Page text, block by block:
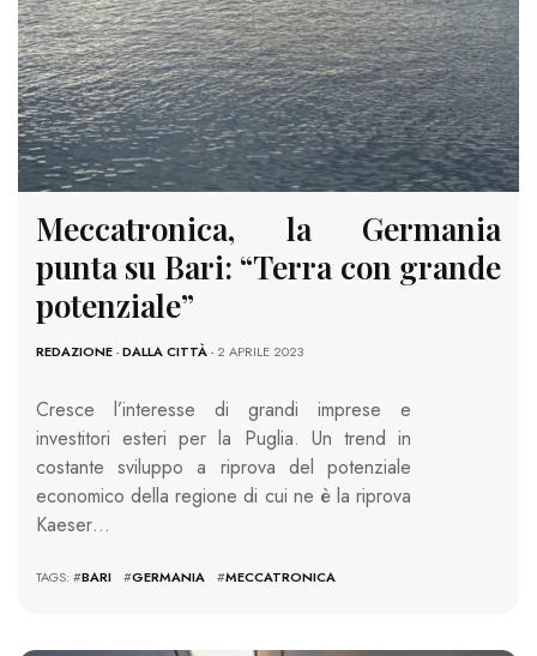
Meccatronica, la Germania
punta su Bari: “Terra con grande
potenziale”
REDAZIONE-DALLA CITTÀ- 2 APRILE 2023
Cresce l’interesse di grandi imprese e
investitori esteri per la Puglia. Un trend in
costante sviluppo a riprova del potenziale
economico della regione di cui ne è la riprova
Kaeser…
TAGS: #BARI #GERMANIA #MECCATRONICA